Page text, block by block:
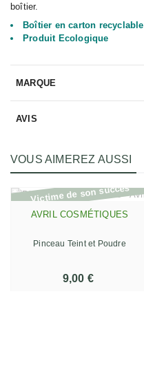
boîtier.
Boîtier en carton recyclable
Produit Ecologique
MARQUE
AVIS
VOUS AIMEREZ AUSSI
Victime de son succès
AVRIL COSMÉTIQUES
Pinceau Teint et Poudre
9,00 €